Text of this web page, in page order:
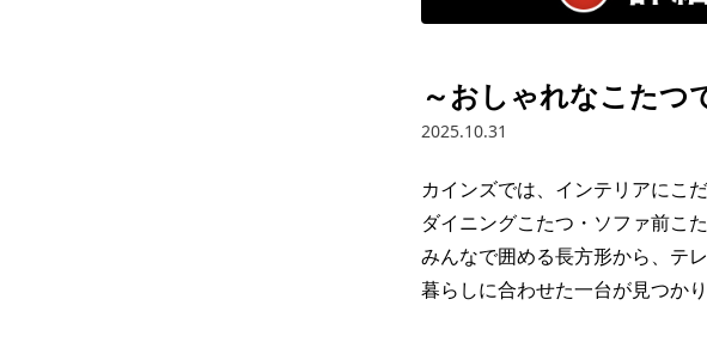
～おしゃれなこたつ
2025.10.31
カインズでは、インテリアにこ
ダイニングこたつ・ソファ前こ
みんなで囲める長方形から、テ
暮らしに合わせた一台が見つか